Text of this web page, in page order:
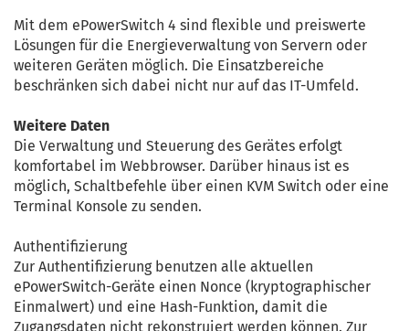
Mit dem ePowerSwitch 4 sind flexible und preiswerte
Lösungen für die Energieverwaltung von Servern oder
weiteren Geräten möglich. Die Einsatzbereiche
beschränken sich dabei nicht nur auf das IT-Umfeld.
Weitere Daten
Die Verwaltung und Steuerung des Gerätes erfolgt
komfortabel im Webbrowser. Darüber hinaus ist es
möglich, Schaltbefehle über einen KVM Switch oder eine
Terminal Konsole zu senden.
Authentifizierung
Zur Authentifizierung benutzen alle aktuellen
ePowerSwitch-Geräte einen Nonce (kryptographischer
Einmalwert) und eine Hash-Funktion, damit die
Zugangsdaten nicht rekonstruiert werden können. Zur